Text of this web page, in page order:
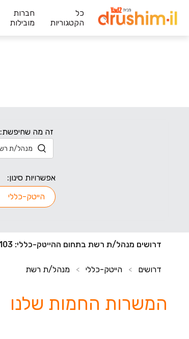
כל
הקטגוריות
חברות
מובילות
זה מה שחיפשת:
אפשרויות סינון:
הייטק-כללי
דרושים מנהל/ת רשת בתחום ההייטק-כללי: 103 משרות חדשות
דרושים > הייטק-כללי > מנהל/ת רשת
המשרות החמות שלנו